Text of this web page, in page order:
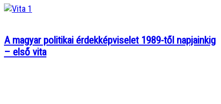
A magyar politikai érdekképviselet 1989-től napjainkig
– első vita